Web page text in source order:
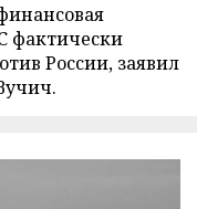
фактически
России, заявил